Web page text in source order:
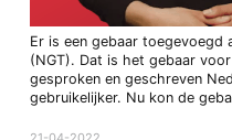
Er is een gebaar toegevoegd
(NGT). Dat is het gebaar voor
gesproken en geschreven
gebruikelijker. Nu kon de